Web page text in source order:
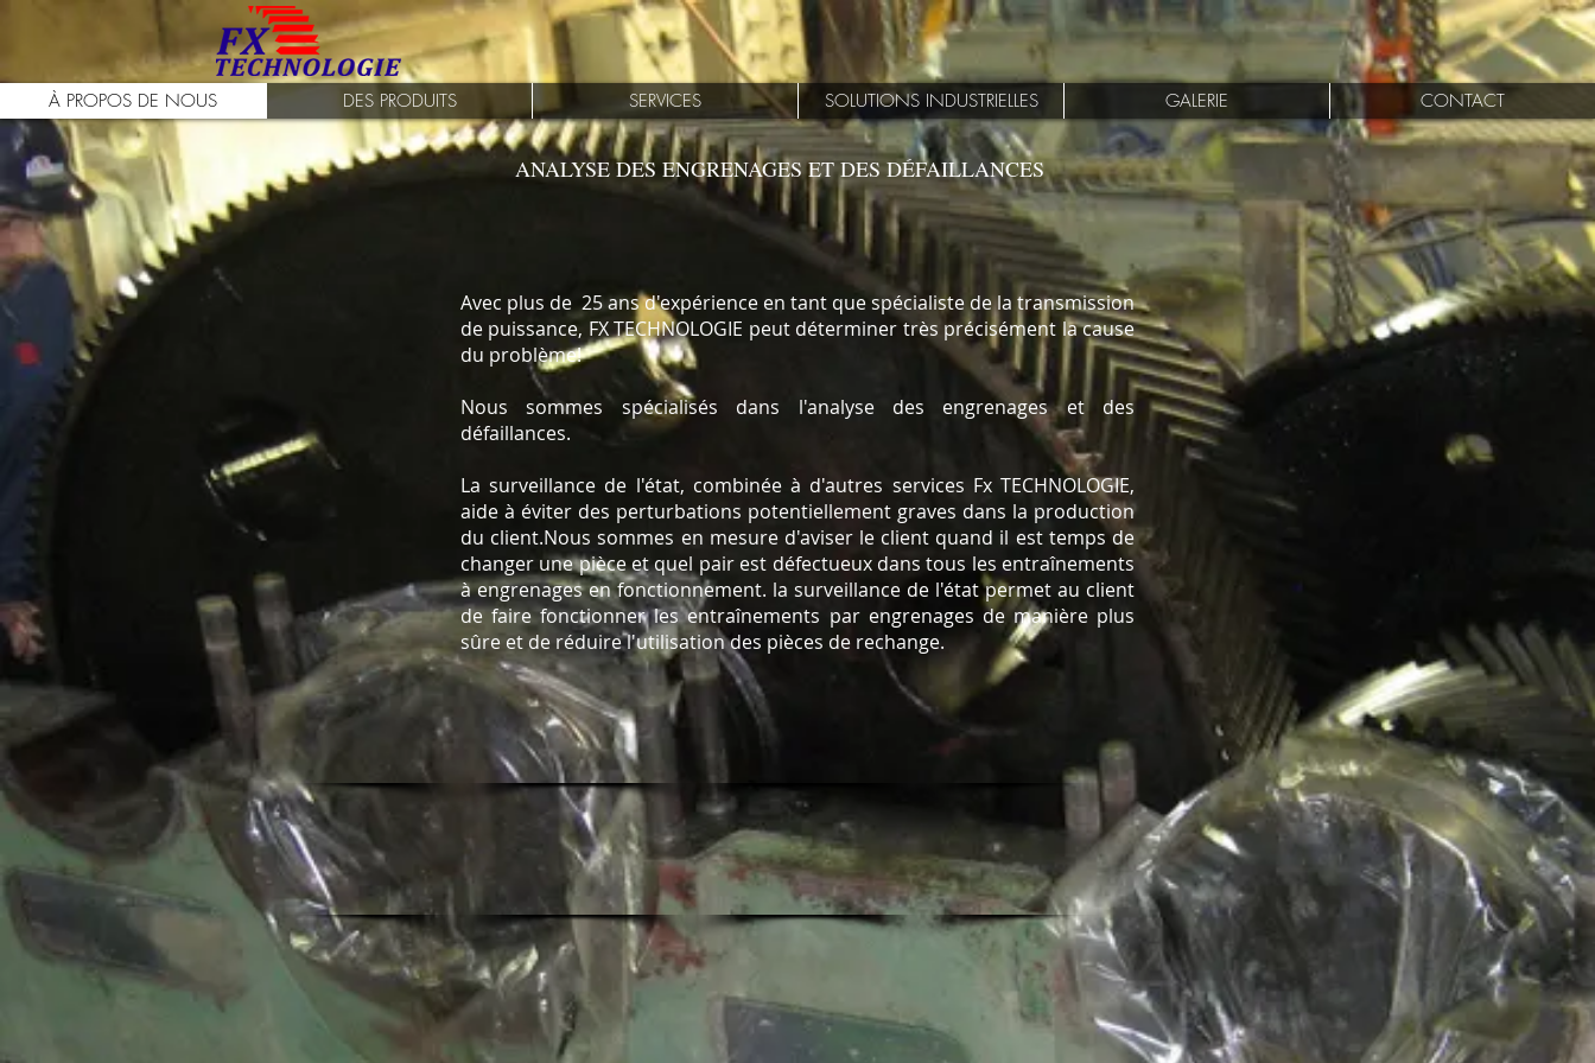
À PROPOS DE NOUS DES PRODUITS SERVICES SOLUTIONS INDUSTRIELLES GALERIE CONTACT
ANALYSE DES ENGRENAGES ET DES DÉFAILLANCES
Avec plus de 25 ans d'expérience en tant que spécialiste de la transmission
de puissance, FX TECHNOLOGIE peut déterminer très précisément la cause
du problème!
Nous sommes spécialisés dans l'analyse des engrenages et des
défaillances.
La surveillance de l'état, combinée à d'autres services Fx TECHNOLOGIE,
aide à éviter des perturbations potentiellement graves dans la production
du client.Nous sommes en mesure d'aviser le client quand il est temps de
changer une pièce et quel pair est défectueux dans tous les entraînements
à engrenages en fonctionnement. la surveillance de l'état permet au client
de faire fonctionner les entraînements par engrenages de manière plus
sûre et de réduire l'utilisation des pièces de rechange.